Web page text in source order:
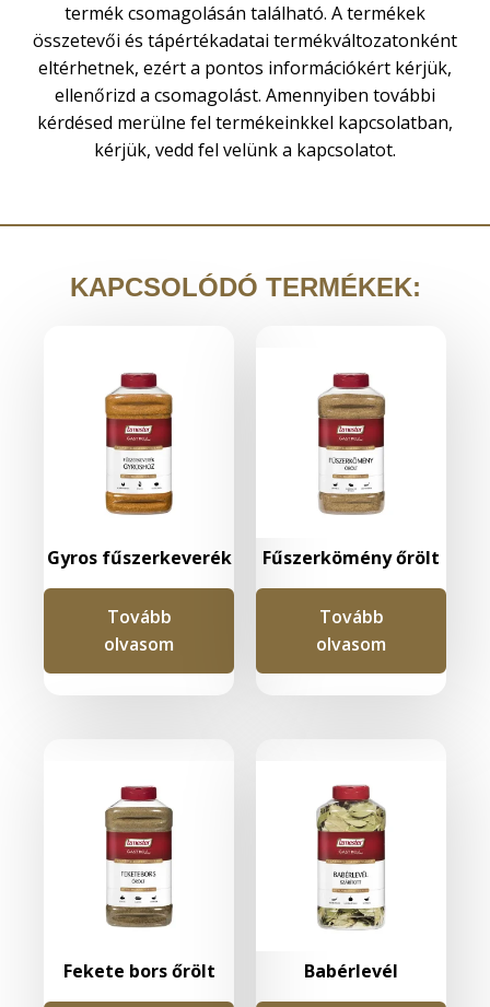
termék csomagolásán található. A termékek
összetevői és tápértékadatai termékváltozatonként
eltérhetnek, ezért a pontos információkért kérjük,
ellenőrizd a csomagolást. Amennyiben további
kérdésed merülne fel termékeinkkel kapcsolatban,
kérjük, vedd fel velünk a kapcsolatot.
KAPCSOLÓDÓ TERMÉKEK:
Gyros fűszerkeverék
Tovább
olvasom
Fűszerkömény őrölt
Tovább
olvasom
Fekete bors őrölt Babérlevél